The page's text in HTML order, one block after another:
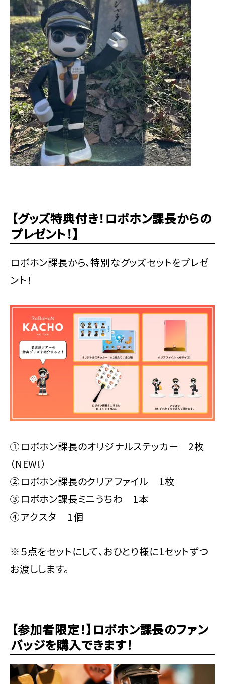
【グッズ特典付き！ロボホン課長からの
プレゼント！】
ロボホン課長から、特別なグッズセットをプレゼ
ント！
①ロボホン課長のオリジナルステッカー 2枚
（NEW!）
②ロボホン課長のクリアファイル 1枚
③ロボホン課長ミニうちわ 1本
④アクスタ 1個
※５点をセットにして、おひとり様に1セットずつ
お渡しします。
【参加者限定！】ロボホン課長のファン
バッジを購入できます！